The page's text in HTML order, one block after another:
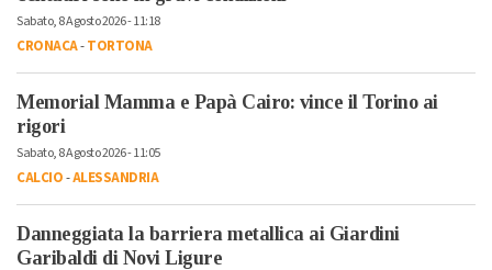
Sabato, 8 Agosto 2026 - 11:18
CRONACA-TORTONA
Memorial Mamma e Papà Cairo: vince il Torino ai
rigori
Sabato, 8 Agosto 2026 - 11:05
CALCIO-ALESSANDRIA
Danneggiata la barriera metallica ai Giardini
Garibaldi di Novi Ligure